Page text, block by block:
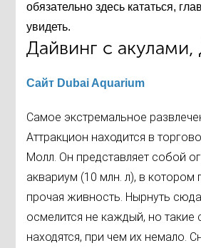
обязательно здесь кататься,
увидеть.
Дайвинг с акулами,
Сайт Dubai Aquarium
Самое экстремальное
Аттракцион находится в
Молл. Он представляет собой
аквариум (10 млн. л), в котором
прочая живность. Нырнуть
осмелится не каждый, но такие
находятся, при чем их немало.